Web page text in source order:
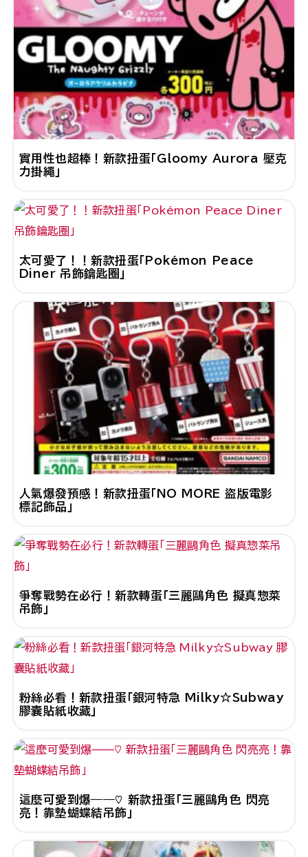
實用性也超棒！新款扭蛋「Gloomy Aurora 壓克
力掛繩」
太可愛了！！新款扭蛋「Pokémon Peace
Diner 吊飾鑰匙圈」
人氣爆發預感！新款扭蛋「NO MORE 盜版電影
標記飾品」
爭奪戰勢在必行！新款轉蛋「三麗鷗角色 擬真惣菜
吊飾」
粉絲必看！新款扭蛋「銀河特急 Milky☆Subway
膠囊貼紙收藏」
這麼可愛到爆——♡ 新款扭蛋「三麗鷗角色 閃亮
亮！靠墊蝴蝶結吊飾」